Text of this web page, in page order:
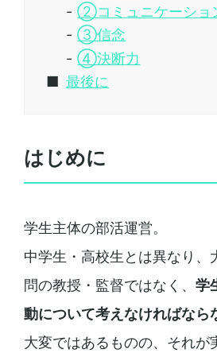
②コミュニケーショ
③信念
④決断力
最後に
はじめに
学生主体の部活運営。
中学生・高校生とは異なり、
問の教授・監督ではなく、 学
動について考えなければなら
大変ではあるものの、それが